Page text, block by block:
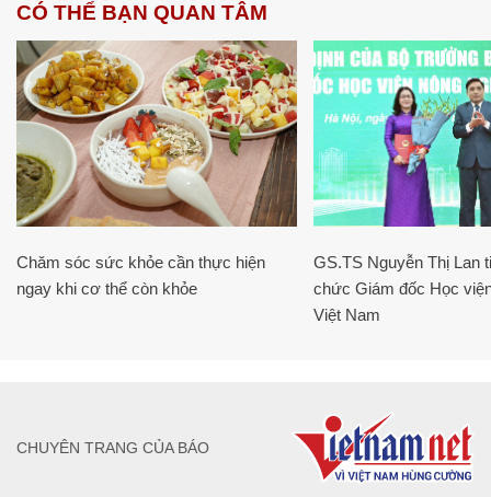
CÓ THỂ BẠN QUAN TÂM
Chăm sóc sức khỏe cần thực hiện
ngay khi cơ thể còn khỏe
GS.TS Nguyễn Thị Lan
chức Giám đốc Học
Việt Nam
CHUYÊN TRANG CỦA BÁO